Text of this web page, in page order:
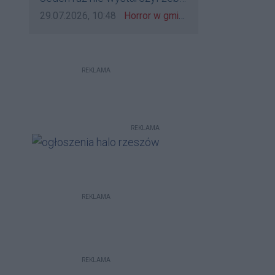
bo to zagorzali pisowcy
go zatrzymać?
Data dodania komentarza:
29.07.2026, 10:48 Źródło komentarza:
Horror w gminie Łańcut. Mieszkaniec Rzeszowa terroryzował rodzinę nożem i zaatakował policjantów! [VIDEO]
REKLAMA
REKLAMA
REKLAMA
REKLAMA